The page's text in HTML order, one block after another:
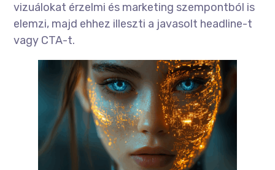
vizuálokat érzelmi és marketing szempontból is
elemzi, majd ehhez illeszti a javasolt headline-t
vagy CTA-t.